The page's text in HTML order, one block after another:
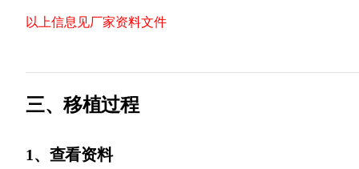
以上信息见厂家资料文件
三、移植过程
1、查看资料